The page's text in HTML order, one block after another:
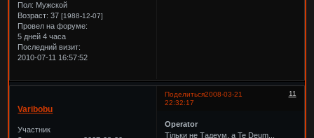
Пол: Мужской
Возраст: 37[1988-12-07]
Провел на форуме:
5 дней 4 часа
Последний визит:
2010-07-11 16:57:52
Поделиться 11
2008-03-21
22:32:17
Varibobu
Участник
Operator
Тільки не Тадеум, а Te Deum...